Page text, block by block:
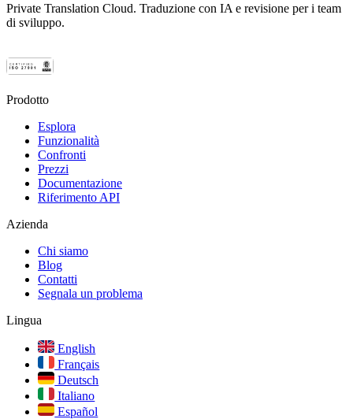
Private Translation Cloud. Traduzione con IA e revisione per i team
di sviluppo.
Prodotto
Esplora
Funzionalità
Confronti
Prezzi
Documentazione
Riferimento API
Azienda
Chi siamo
Blog
Contatti
Segnala un problema
Lingua
English
Français
Deutsch
Italiano
Español